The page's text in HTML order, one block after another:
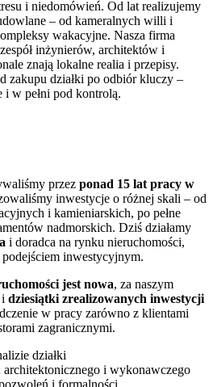
i niedomówień. Od lat realizujemy
– od kameralnych willi i
wakacyjne. Nasza firma
inżynierów, architektów i
znają lokalne realia i przepisy.
zakupu działki po odbiór kluczy –
i w pełni pod kontrolą.
przez ponad 15 lat pracy w
inwestycje o różnej skali – od
i kamieniarskich, po pełne
nadmorskich. Dziś działamy
i doradca na rynku nieruchomości,
inwestycyjnym.
jest nowa, za naszym
dziesiątki zrealizowanych inwestycji
w pracy zarówno z klientami
zagranicznymi.
działki
i wykonawczego
i formalności